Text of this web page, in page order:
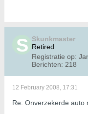
Skunkmaster
Retired
Registratie op:
Berichten: 218
12 February 2008, 17:31
Re: Onverzekerde auto